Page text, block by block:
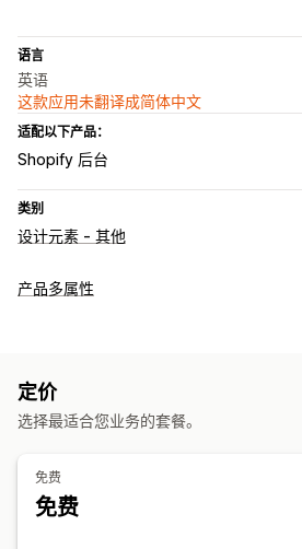
语言
英语
这款应用未翻译成简体中文
适配以下产品：
Shopify 后台
类别
设计元素 - 其他
产品多属性
定价
选择最适合您业务的套餐。
免费
免费